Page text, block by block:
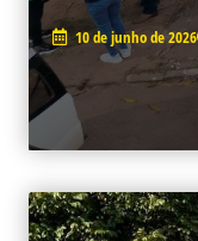
10 de junho de 2026